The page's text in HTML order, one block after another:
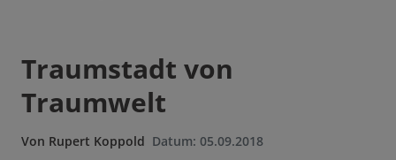
Traumstadt von
Traumwelt
Von Rupert Koppold Datum: 05.09.2018